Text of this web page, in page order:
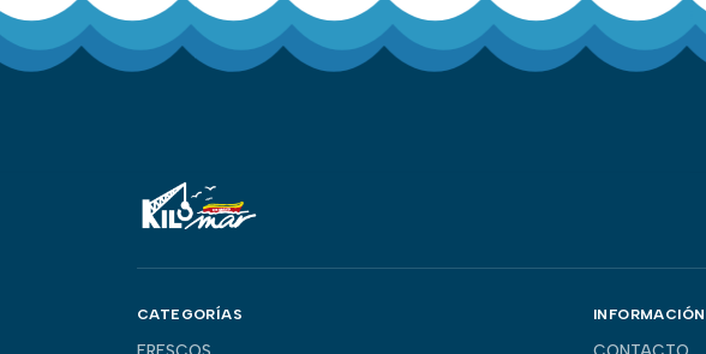
CATEGORÍAS INFORMACIÓN